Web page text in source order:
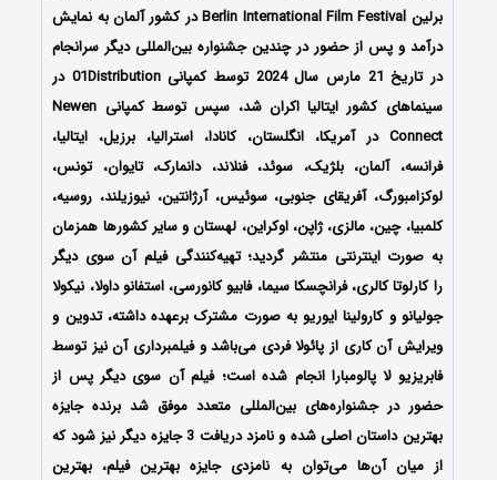
برلین Berlin International Film Festival در کشور آلمان به نمایش
درآمد و پس از حضور در چندین جشنواره بین‌المللی دیگر سرانجام
در تاریخ 21 مارس سال 2024 توسط کمپانی‌ 01Distribution در
سینماهای کشور ایتالیا اکران شد، سپس توسط کمپانی Newen
Connect در آمریکا، انگلستان، کانادا، استرالیا، برزیل، ایتالیا،
فرانسه، آلمان، بلژیک، سوئد، فنلاند، دانمارک، تایوان، تونس،
لوکزامبورگ، آفریقای جنوبی، سوئیس، آرژانتین، نیوزیلند، روسیه،
کلمبیا، چین، مالزی، ژاپن، اوکراین، لهستان و سایر کشورها همزمان
به صورت اینترنتی منتشر گردید؛ تهیه‌کنندگی فیلم آن سوی دیگر
راکارلوتا کالری، فرانچسکا سیما، فابیو کانورسی، استفانو داولا، نیکولا
جولیانو و کارولینا ایوریوبه صورت مشترک برعهده داشته، تدوین و
ویرایش آن کاری از پائولا فردی می‌باشد و فیلمبرداری آن نیز توسط
فابریزیو لا پالومبارا انجام شده است؛ فیلم آن سوی دیگر پس از
حضور در جشنواره‌‌‌‌های بین‌المللی متعدد موفق شد برنده جایزه
بهترین داستان اصلی شده و نامزد دریافت 3 جایزه دیگر نیز شود که
از میان آن‌ها می‌توان به نامزدی جایزه بهترین فیلم، بهترین